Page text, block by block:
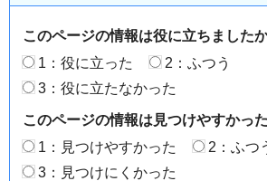
このページの情報は役に立ちました
1：役に立った
2：ふつう
3：役に立たなかった
このページの情報は見つけやすかっ
1：見つけやすかった
2：ふつ
3：見つけにくかった